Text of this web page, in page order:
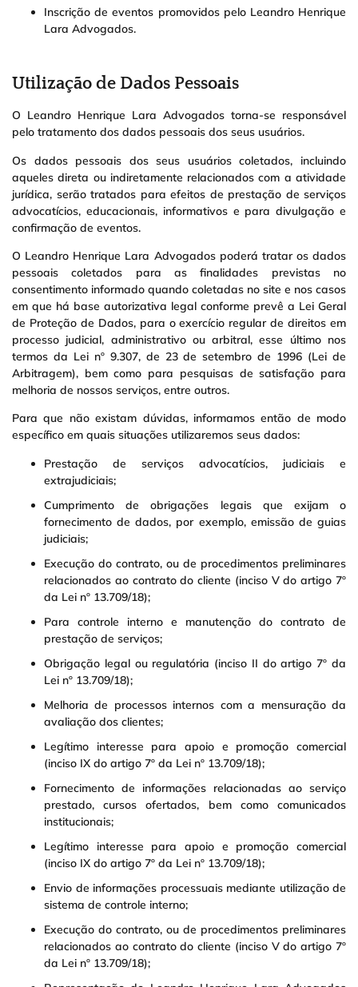
Inscrição de eventos promovidos pelo Leandro Henrique
Lara Advogados.
Utilização de Dados Pessoais
O Leandro Henrique Lara Advogados torna-se responsável
pelo tratamento dos dados pessoais dos seus usuários.
Os dados pessoais dos seus usuários coletados, incluindo
aqueles direta ou indiretamente relacionados com a atividade
jurídica, serão tratados para efeitos de prestação de serviços
advocatícios, educacionais, informativos e para divulgação e
confirmação de eventos.
O Leandro Henrique Lara Advogados poderá tratar os dados
pessoais coletados para as finalidades previstas no
consentimento informado quando coletadas no site e nos casos
em que há base autorizativa legal conforme prevê a Lei Geral
de Proteção de Dados, para o exercício regular de direitos em
processo judicial, administrativo ou arbitral, esse último nos
termos da Lei nº 9.307, de 23 de setembro de 1996 (Lei de
Arbitragem), bem como para pesquisas de satisfação para
melhoria de nossos serviços, entre outros.
Para que não existam dúvidas, informamos então de modo
específico em quais situações utilizaremos seus dados:
Prestação de serviços advocatícios, judiciais e
extrajudiciais;
Cumprimento de obrigações legais que exijam o
fornecimento de dados, por exemplo, emissão de guias
judiciais;
Execução do contrato, ou de procedimentos preliminares
relacionados ao contrato do cliente (inciso V do artigo 7º
da Lei nº 13.709/18);
Para controle interno e manutenção do contrato de
prestação de serviços;
Obrigação legal ou regulatória (inciso II do artigo 7º da
Lei nº 13.709/18);
Melhoria de processos internos com a mensuração da
avaliação dos clientes;
Legítimo interesse para apoio e promoção comercial
(inciso IX do artigo 7º da Lei nº 13.709/18);
Fornecimento de informações relacionadas ao serviço
prestado, cursos ofertados, bem como comunicados
institucionais;
Legítimo interesse para apoio e promoção comercial
(inciso IX do artigo 7º da Lei nº 13.709/18);
Envio de informações processuais mediante utilização de
sistema de controle interno;
Execução do contrato, ou de procedimentos preliminares
relacionados ao contrato do cliente (inciso V do artigo 7º
da Lei nº 13.709/18);